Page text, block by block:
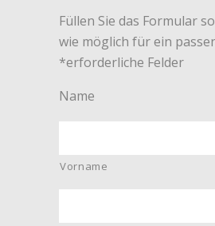
Füllen Sie das Formular
wie möglich für ein
*erforderliche Felder
Name
Vorname